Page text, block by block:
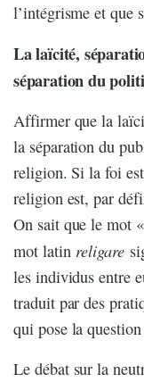
l’intégrisme et que
La laïcité,
séparation du
Affirmer que la
la séparation du
religion. Si la foi
religion est, par
On sait que le mot
mot latin religare
les individus entre
traduit par des
qui pose la
Le débat sur la